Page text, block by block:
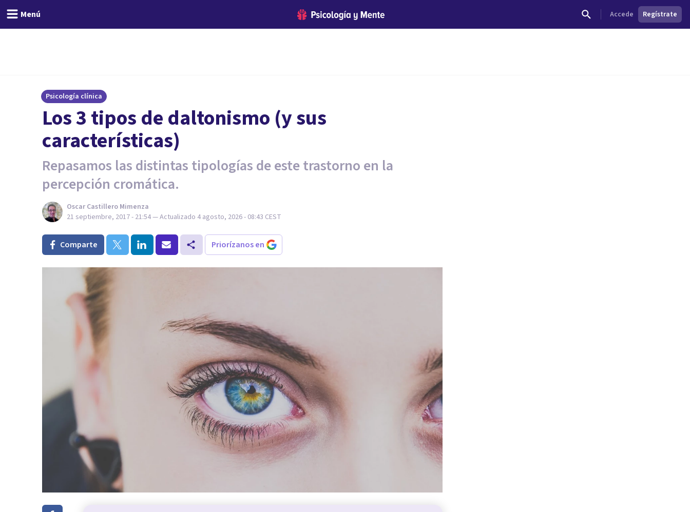
Menú Accede Regístrate
Psicología clínica
Los 3 tipos de daltonismo (y sus
características)
Repasamos las distintas tipologías de este trastorno en la
percepción cromática.
Oscar Castillero Mimenza
21 septiembre, 2017 - 21:54— Actualizado 4 agosto, 2026 - 08:43 CEST
Comparte Priorízanos en